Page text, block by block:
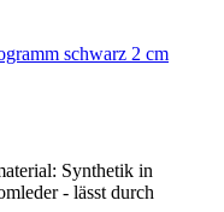
Synthetik in
- lässt durch